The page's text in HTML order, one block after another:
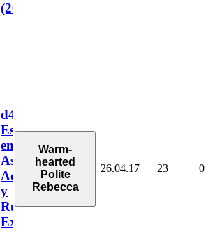
(2026)
d4vd:
Estrella
en
Ascenso,
Actualizaciones
y
Rumores
Explicados
Warm-
hearted
Polite
Rebecca
26.04.17 23 0